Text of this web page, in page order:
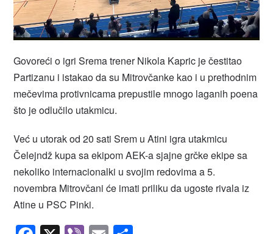
Govoreći o igri Srema trener Nikola Kapric je čestitao
Partizanu i istakao da su Mitrovčanke kao i u prethodnim
mečevima protivnicama prepustile mnogo laganih poena
što je odlučilo utakmicu.
Već u utorak od 20 sati Srem u Atini igra utakmicu
Čelejndž kupa sa ekipom AEK-a sjajne grčke ekipe sa
nekoliko internacionalki u svojim redovima a 5.
novembra Mitrovčani će imati priliku da ugoste rivala iz
Atine u PSC Pinki.